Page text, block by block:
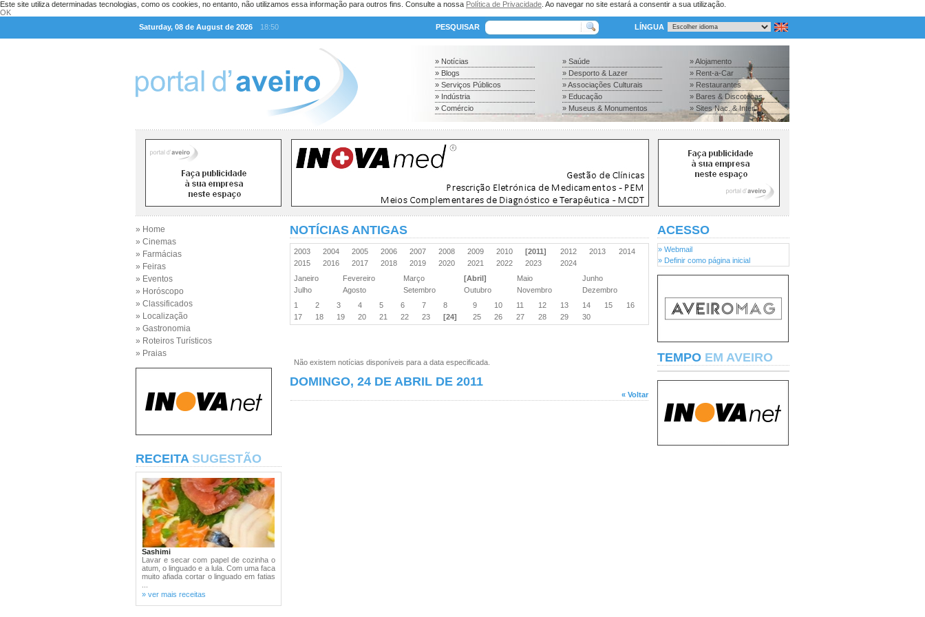
Este site utiliza determinadas tecnologias, como os cookies, no entanto, não utilizamos essa informação para outros fins. Consulte a nossa Política de Privacidade . Ao navegar no site estará a consentir a sua utilização.
OK
Saturday, 08 de August de 2026
18:50 PESQUISAR LÍNGUA
» Notícias
» Blogs
» Serviços Públicos
» Indústria
» Comércio
» Saúde
» Desporto & Lazer
» Associações Culturais
» Educação
» Museus & Monumentos
» Alojamento
» Rent-a-Car
» Restaurantes
» Bares & Discotecas
» Sites Nac. & Inter.
» Home
» Cinemas
» Farmácias
» Feiras
» Eventos
» Horóscopo
» Classificados
» Localização
» Gastronomia
» Roteiros Turísticos
» Praias
RECEITA SUGESTÃO
Sashimi
Lavar e secar com papel de cozinha o
atum, o linguado e a lula. Com uma faca
muito afiada cortar o linguado em fatias
» ver mais receitas
NOTÍCIAS ANTIGAS
2003 2004 2005 2006 2007 2008 2009 2010 [2011] 2012 2013
2014
2015
2016 2017 2018 2019 2020 2021 2022 2023
2024
Janeiro
Fevereiro Março [Abril] Maio
Junho
Julho
Agosto Setembro Outubro Novembro
Dezembro
1
2 3 4 5 6 7 8 9 10 11 12 13 14 15
16
17
18 19 20 21 22 23 [24] 25 26 27 28 29 30
Não existem notícias disponíveis para a data especificada.
DOMINGO, 24 DE ABRIL DE 2011
« Voltar
ACESSO
» Webmail
» Definir como página inicial
TEMPO EM AVEIRO